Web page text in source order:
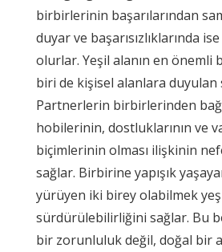
birbirlerinin başarılarından
duyar ve başarısızlıklarında
olurlar. Yeşil alanın en önemli
biri de kişisel alanlara duyulan
Partnerlerin birbirlerinden
hobilerinin, dostluklarının ve
biçimlerinin olması ilişkinin
sağlar. Birbirine yapışık
yürüyen iki birey olabilmek
sürdürülebilirliğini sağlar. Bu
bir zorunluluk değil, doğal bir